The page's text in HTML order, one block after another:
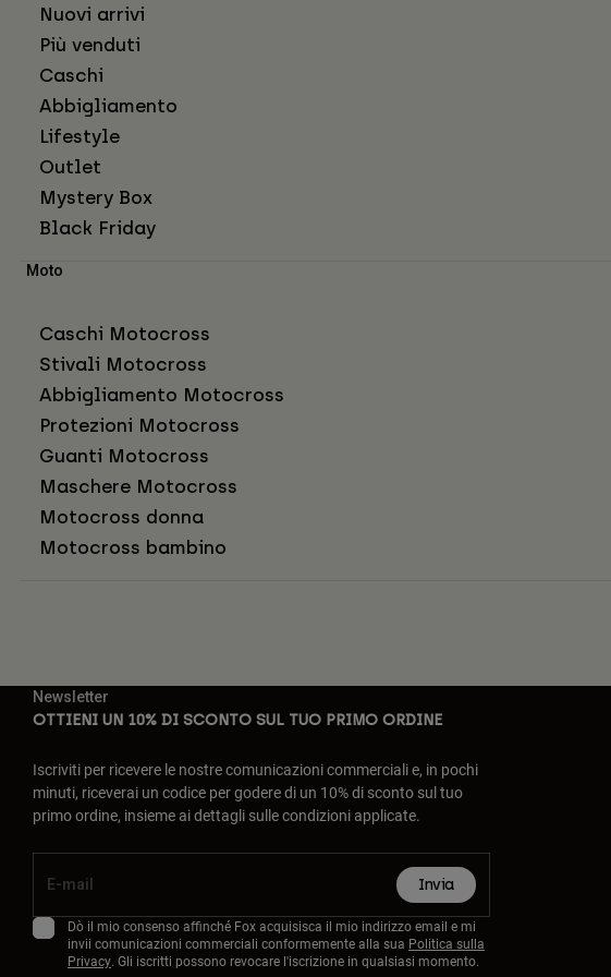
Nuovi arrivi
Più venduti
Caschi
Abbigliamento
Lifestyle
Outlet
Mystery Box
Black Friday
Moto
Caschi Motocross
Stivali Motocross
Abbigliamento Motocross
Protezioni Motocross
Guanti Motocross
Maschere Motocross
Motocross donna
Motocross bambino
Newsletter
OTTIENI UN 10% DI SCONTO SUL TUO PRIMO ORDINE
Iscriviti per ricevere le nostre comunicazioni commerciali e, in pochi
minuti, riceverai un codice per godere di un 10% di sconto sul tuo
primo ordine, insieme ai dettagli sulle condizioni applicate.
Invia
Dò il mio consenso affinché Fox acquisisca il mio indirizzo email e mi
invii comunicazioni commerciali conformemente alla sua Politica sulla
Privacy. Gli iscritti possono revocare l'iscrizione in qualsiasi momento.